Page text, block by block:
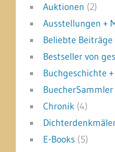
Auktionen (2)
Ausstellungen +
Beliebte Beiträge
Bestseller von
Buchgeschichte
Chronik(4)
E-Books(5)